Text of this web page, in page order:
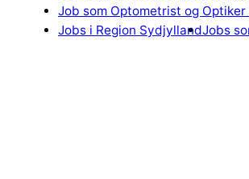
Job som Optometrist og
Jobs i Region SydjyllandJobs